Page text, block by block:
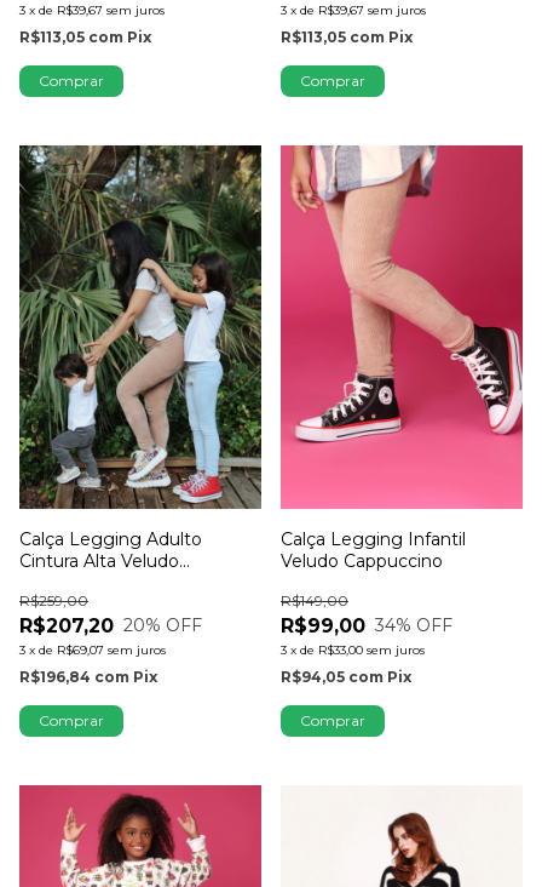
3 x de R$39,67 sem juros
R$113,05 com Pix
Comprar
3 x de R$39,67 sem juros
R$113,05 com Pix
Comprar
Calça Legging Adulto
Cintura Alta Veludo
R$207,20
R$259,00
20% OFF
3 x de R$69,07 sem juros
R$196,84 com Pix
Comprar
Calça Legging Infantil
Veludo Cappuccino
R$99,00
R$149,00
34% OFF
3 x de R$33,00 sem juros
R$94,05 com Pix
Comprar